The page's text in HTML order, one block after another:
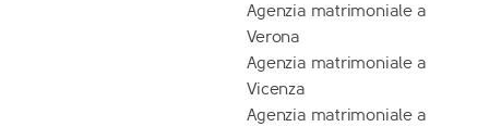
Agenzia matrimoniale a
Verona
Agenzia matrimoniale a
Vicenza
Agenzia matrimoniale a